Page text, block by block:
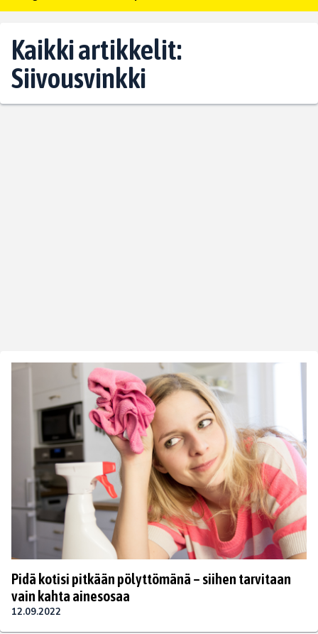
Kaikki artikkelit:
Siivousvinkki
Pidä kotisi pitkään pölyttömänä – siihen tarvitaan
vain kahta ainesosaa
12.09.2022